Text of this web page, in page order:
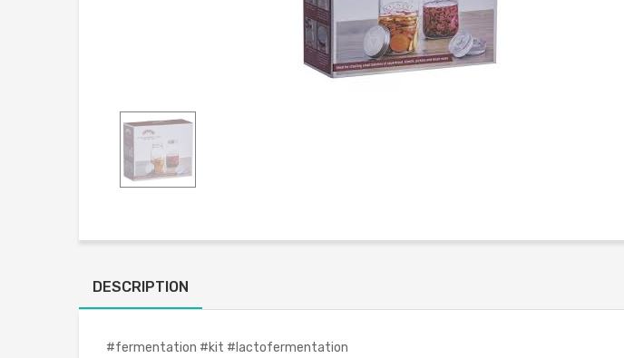
DESCRIPTION
#fermentation #kit #lactofermentation